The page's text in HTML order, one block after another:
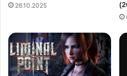
26.10.2025